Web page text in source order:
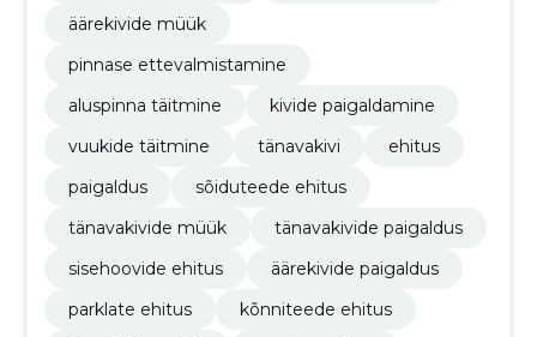
äärekivide müük
pinnase ettevalmistamine
aluspinna täitmine
kivide paigaldamine
vuukide täitmine
tänavakivi
ehitus
paigaldus
sõiduteede ehitus
tänavakivide müük
tänavakivide paigaldus
sisehoovide ehitus
äärekivide paigaldus
parklate ehitus
kõnniteede ehitus